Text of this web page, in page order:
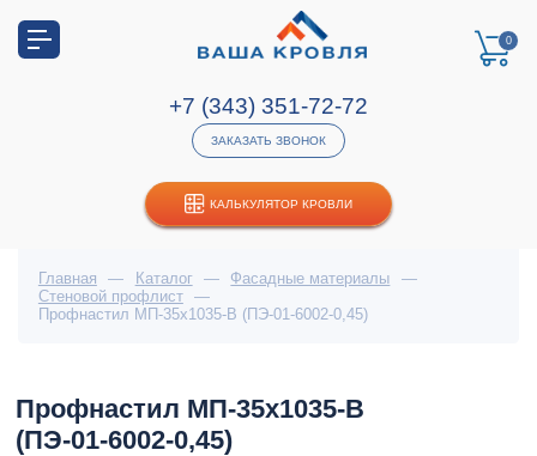
КАЛЬКУЛЯТОР КРОВЛИ
0
+7 (343) 351-72-72
ЗАКАЗАТЬ ЗВОНОК
Главная — Каталог — Фасадные материалы
—
Стеновой профлист
—
Профнастил МП-35x1035-B (ПЭ-01-6002-0,45)
Профнастил МП-35x1035-B
(ПЭ-01-6002-0,45)